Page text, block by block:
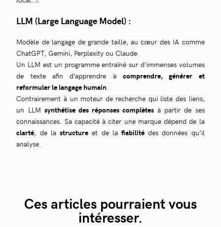
LLM (Large Language Model) :
Modèle de langage de grande taille, au cœur des IA comme
ChatGPT, Gemini, Perplexity ou Claude.
Un LLM est un programme entraîné sur d’immenses volumes
de texte afin d’apprendre à comprendre, générer et
reformuler le langage humain
Contrairement à un moteur de recherche qui liste des liens,
un LLM synthétise des réponses complètes à partir de ses
connaissances. Sa capacité à citer une marque dépend de la
clarté, de lastructure et de la fiabilitédes données qu’il
analyse.
Ces articles pourraient vous
intéresser.